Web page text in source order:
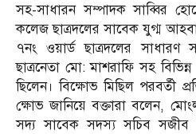
সহ-সাধারন সম্পাদক সাব্বির
কলেজ ছাত্রদলের সাবেক যুগ্ম
৭নং ওয়ার্ড ছাত্রদলের
ছাত্রনেতা মো: মাশরাফি সহ বিভিন্ন
ছিলেন। বিক্ষোভ মিছিল পরবর্তী
ক্ষোভ জানিয়ে বক্তারা বলেন,
সদ্য সাবেক সদস্য সচিব সজীব